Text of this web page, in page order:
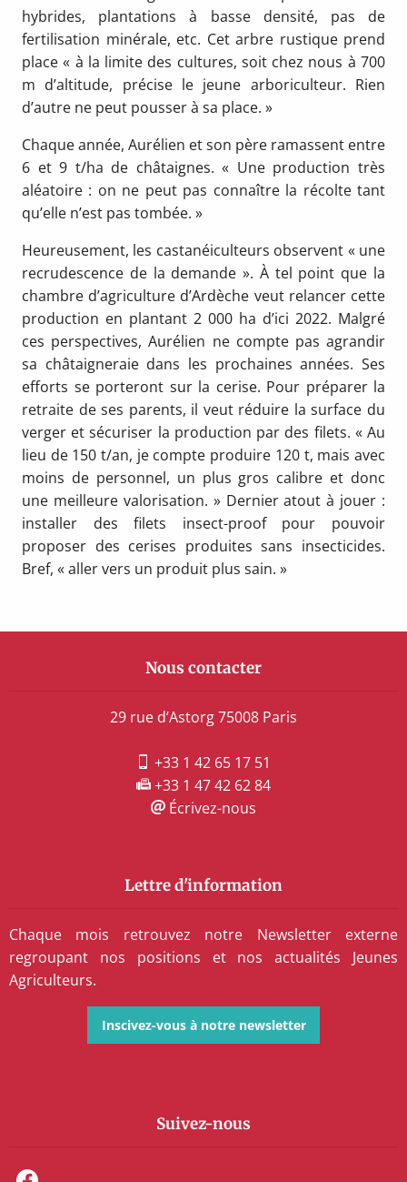
hybrides, plantations à basse densité, pas de
fertilisation minérale, etc. Cet arbre rustique prend
place « à la limite des cultures, soit chez nous à 700
m d’altitude, précise le jeune arboriculteur. Rien
d’autre ne peut pousser à sa place. »
Chaque année, Aurélien et son père ramassent entre
6 et 9 t/ha de châtaignes. « Une production très
aléatoire : on ne peut pas connaître la récolte tant
qu’elle n’est pas tombée. »
Heureusement, les castanéiculteurs observent « une
recrudescence de la demande ». À tel point que la
chambre d’agriculture d’Ardèche veut relancer cette
production en plantant 2 000 ha d’ici 2022. Malgré
ces perspectives, Aurélien ne compte pas agrandir
sa châtaigneraie dans les prochaines années. Ses
efforts se porteront sur la cerise. Pour préparer la
retraite de ses parents, il veut réduire la surface du
verger et sécuriser la production par des filets. « Au
lieu de 150 t/an, je compte produire 120 t, mais avec
moins de personnel, un plus gros calibre et donc
une meilleure valorisation. » Dernier atout à jouer :
installer des filets insect-proof pour pouvoir
proposer des cerises produites sans insecticides.
Bref, « aller vers un produit plus sain. »
Nous contacter
29 rue d’Astorg 75008 Paris
+33 1 42 65 17 51
+33 1 47 42 62 84
Écrivez-nous
Lettre d'information
Chaque mois retrouvez notre Newsletter externe
regroupant nos positions et nos actualités Jeunes
Agriculteurs.
Inscivez-vous à notre newsletter
Suivez-nous